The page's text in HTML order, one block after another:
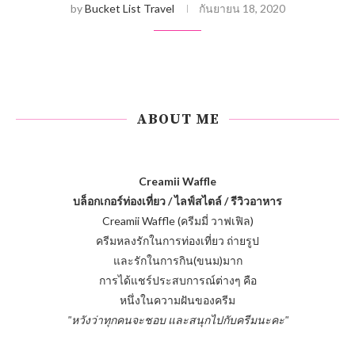
byBucket List Travel กันยายน 18, 2020
ABOUT ME
Creamii Waffle
บล็อกเกอร์ท่องเที่ยว / ไลฟ์สไตล์ / รีวิวอาหาร
Creamii Waffle (ครีมมี่ วาฟเฟิล)
ครีมหลงรักในการท่องเที่ยว ถ่ายรูป
และรักในการกิน(ขนม)มาก
การได้แชร์ประสบการณ์ต่างๆ คือ
หนึ่งในความฝันของครีม
"หวังว่าทุกคนจะชอบ และสนุกไปกับครีมนะคะ"